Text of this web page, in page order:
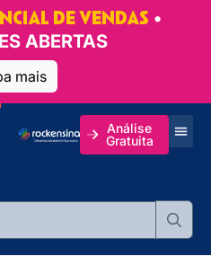
DE VENDAS •
ABERTAS
mais
Análise
Gratuita